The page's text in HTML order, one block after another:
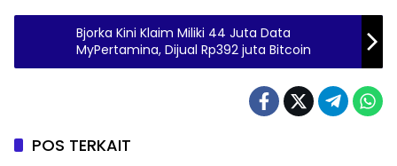
Bjorka Kini Klaim Miliki 44 Juta Data
MyPertamina, Dijual Rp392 juta Bitcoin
POS TERKAIT